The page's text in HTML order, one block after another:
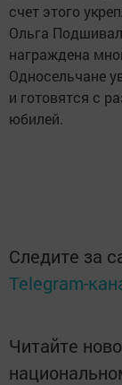
счет этого
Ольга
награждена
Односельчане
и готовятся с
юбилей.
Следите за
Telegram-
Читайте